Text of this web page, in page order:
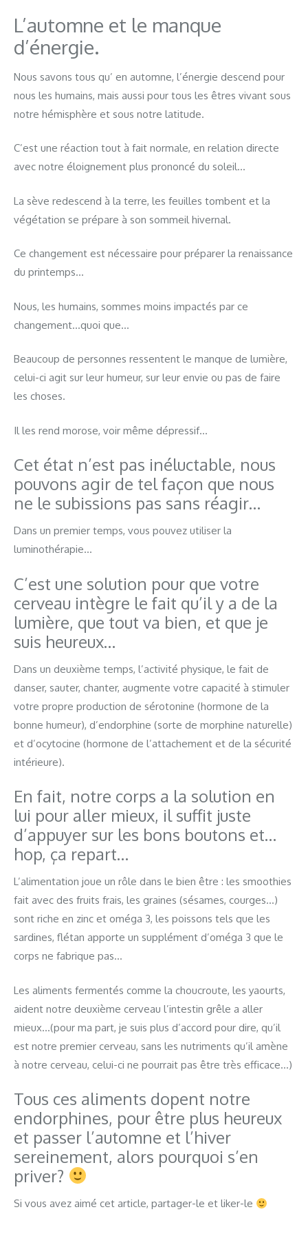
L’automne et le manque
d’énergie.
Nous savons tous qu’ en automne, l’énergie descend pour
nous les humains, mais aussi pour tous les êtres vivant sous
notre hémisphère et sous notre latitude.
C’est une réaction tout à fait normale, en relation directe
avec notre éloignement plus prononcé du soleil…
La sève redescend à la terre, les feuilles tombent et la
végétation se prépare à son sommeil hivernal.
Ce changement est nécessaire pour préparer la renaissance
du printemps…
Nous, les humains, sommes moins impactés par ce
changement…quoi que…
Beaucoup de personnes ressentent le manque de lumière,
celui-ci agit sur leur humeur, sur leur envie ou pas de faire
les choses.
Il les rend morose, voir même dépressif…
Cet état n’est pas inéluctable, nous
pouvons agir de tel façon que nous
ne le subissions pas sans réagir…
Dans un premier temps, vous pouvez utiliser la
luminothérapie…
C’est une solution pour que votre
cerveau intègre le fait qu’il y a de la
lumière, que tout va bien, et que je
suis heureux…
Dans un deuxième temps, l’activité physique, le fait de
danser, sauter, chanter, augmente votre capacité à stimuler
votre propre production de sérotonine (hormone de la
bonne humeur), d’endorphine (sorte de morphine naturelle)
et d’ocytocine (hormone de l’attachement et de la sécurité
intérieure).
En fait, notre corps a la solution en
lui pour aller mieux, il suffit juste
d’appuyer sur les bons boutons et…
hop, ça repart…
L’alimentation joue un rôle dans le bien être : les smoothies
fait avec des fruits frais, les graines (sésames, courges…)
sont riche en zinc et oméga 3, les poissons tels que les
sardines, flétan apporte un supplément d’oméga 3 que le
corps ne fabrique pas…
Les aliments fermentés comme la choucroute, les yaourts,
aident notre deuxième cerveau l’intestin grêle a aller
mieux…(pour ma part, je suis plus d’accord pour dire, qu’il
est notre premier cerveau, sans les nutriments qu’il amène
à notre cerveau, celui-ci ne pourrait pas être très efficace…)
Tous ces aliments dopent notre
endorphines, pour être plus heureux
et passer l’automne et l’hiver
sereinement, alors pourquoi s’en
priver?
Si vous avez aimé cet article, partager-le et liker-le